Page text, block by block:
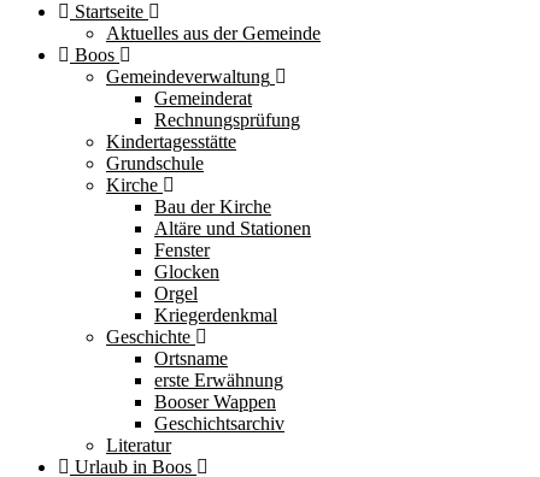
Startseite
Aktuelles aus der Gemeinde
Boos
Gemeindeverwaltung
Gemeinderat
Rechnungsprüfung
Kindertagesstätte
Grundschule
Kirche
Bau der Kirche
Altäre und Stationen
Fenster
Glocken
Orgel
Kriegerdenkmal
Geschichte
Ortsname
erste Erwähnung
Booser Wappen
Geschichtsarchiv
Literatur
Urlaub in Boos